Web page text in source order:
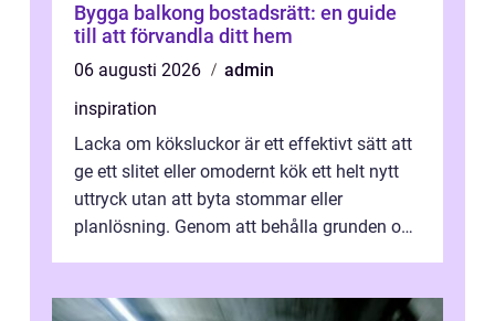
Bygga balkong bostadsrätt: en guide
till att förvandla ditt hem
06 augusti 2026
admin
inspiration
Lacka om köksluckor är ett effektivt sätt att
ge ett slitet eller omodernt kök ett helt nytt
uttryck utan att byta stommar eller
planlösning. Genom att behålla grunden och